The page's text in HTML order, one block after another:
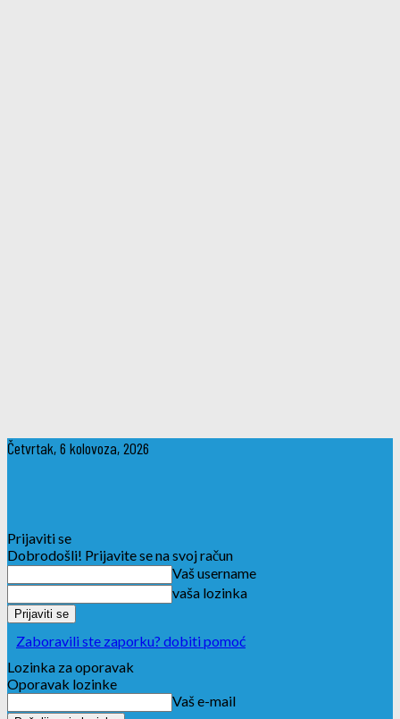
Četvrtak, 6 kolovoza, 2026
Prijaviti se
Dobrodošli! Prijavite se na svoj račun
Vaš username
vaša lozinka
Zaboravili ste zaporku? dobiti pomoć
Lozinka za oporavak
Oporavak lozinke
Vaš e-mail